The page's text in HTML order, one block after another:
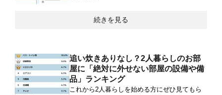
続きを見る
追い炊きありなし？2人暮らしのお部
屋に「絶対に外せない部屋の設備や備
品」ランキング
これから2人暮らしを始める方にぜひ見てもら